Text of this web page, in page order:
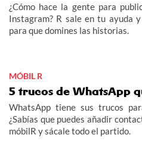
¿Cómo hace la gente para
Instagram? R sale en tu ayuda
para que domines las historias.
MÓBIL R
5 trucos de WhatsApp
WhatsApp tiene sus trucos
¿Sabías que puedes añadir
móbilR y sácale todo el partido.